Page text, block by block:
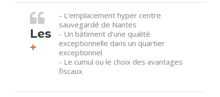
Les
+
- L'emplacement hyper centre
sauvegardé de Nantes
- Un bâtiment d'une qualité
exceptionnelle dans un quartier
exceptionnel
- Le cumul ou le choix des avantages
fiscaux